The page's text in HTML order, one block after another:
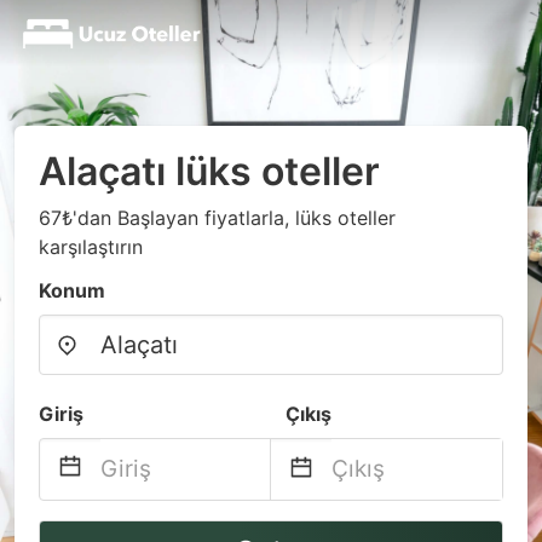
Alaçatı lüks oteller
67₺'dan Başlayan fiyatlarla, lüks oteller
karşılaştırın
Konum
Giriş Çıkış
Navigate
Navigate